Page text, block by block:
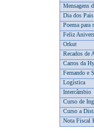
Mensagens
Dia dos Pais
Poema para
Feliz
Orkut
Recados de
Carros da
Fernando e
Logística
Intercâmbio
Curso de
Curso a
Nota Fiscal